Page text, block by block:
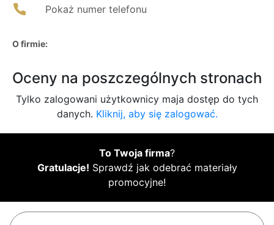
Pokaż numer telefonu
O firmie:
Oceny na poszczególnych stronach
Tylko zalogowani użytkownicy maja dostęp do tych
danych. Kliknij, aby się zalogować.
To Twoja firma?
Gratulacje! Sprawdź jak odebrać materiały
promocyjne!